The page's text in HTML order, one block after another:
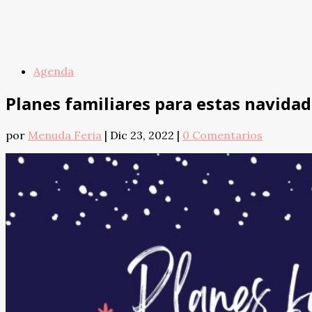
Agenda
Planes familiares para estas
por Menuda Feria | Dic 23, 2022 | 0 Comentarios